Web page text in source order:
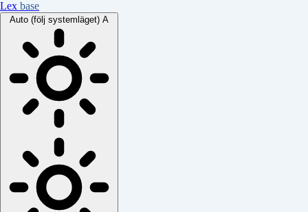
Lex base
Auto (följ systemläget) A